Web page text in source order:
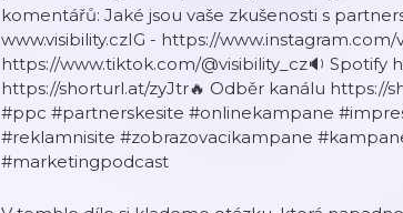
komentářů: Jaké jsou vaše zkušenosti s
www.visibility.czIG - https://www.instagram.com/
https://www.tiktok.com/@visibility_cz🔉 Spotify
https://shorturl.at/zyJtr🔥 Odběr kanálu
#ppc #partnerskesite #onlinekampane
#reklamnisite #zobrazovacikampane
#marketingpodcast